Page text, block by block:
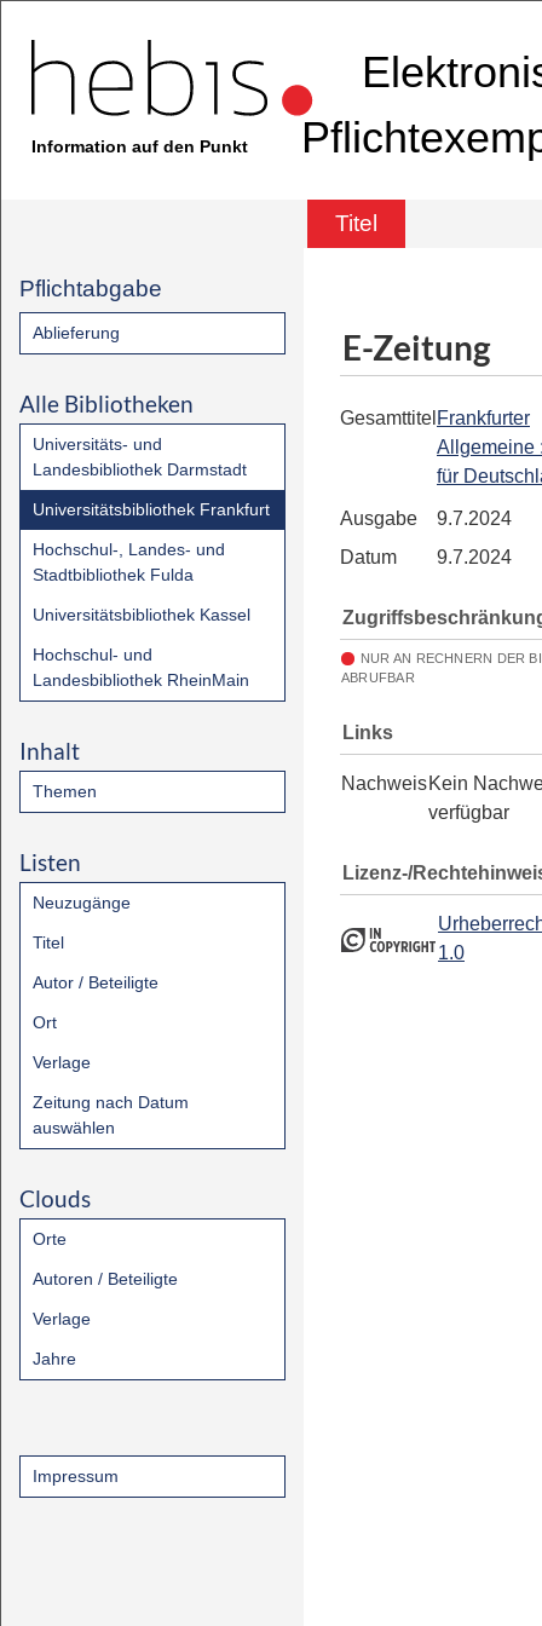
Information auf den Punkt
Titel
Pflichtabgabe
Ablieferung
Alle Bibliotheken
Universitäts- und
Landesbibliothek Darmstadt
Universitätsbibliothek Frankfurt
Hochschul-, Landes- und
Stadtbibliothek Fulda
Universitätsbibliothek Kassel
Hochschul- und
Landesbibliothek RheinMain
Inhalt
Themen
Listen
Neuzugänge
Titel
Autor / Beteiligte
Ort
Verlage
Zeitung nach Datum
auswählen
Clouds
Orte
Autoren / Beteiligte
Verlage
Jahre
Impressum
E-Zeitung
Gesamttitel Frankfurter
Allgemeine
für
Ausgabe
9.7.2024
Datum
9.7.2024
NUR AN RECHNERN DER
ABRUFBAR
Links
NachweisKein
verfügbar
Lizenz-/
1.0